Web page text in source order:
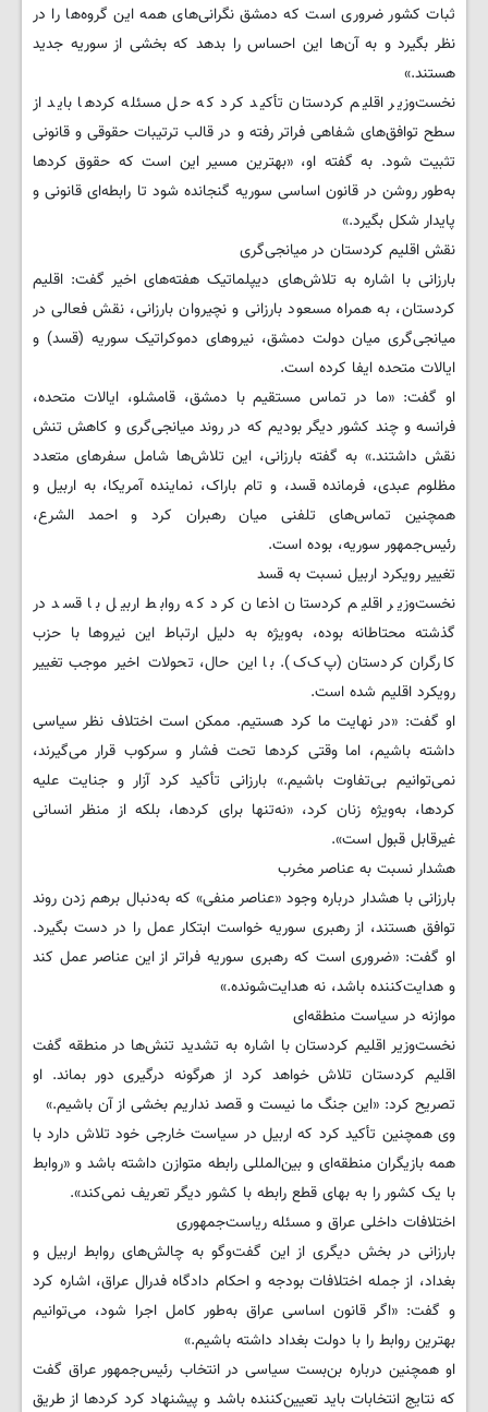
ثبات کشور ضروری است که دمشق نگرانی‌های همه این گروه‌ها را در
نظر بگیرد و به آن‌ها این احساس را بدهد که بخشی از سوریه جدید
هستند.»
نخست‌وزیر اقلیم کردستان تأکید کرد که حل مسئله کردها باید از
سطح توافق‌های شفاهی فراتر رفته و در قالب ترتیبات حقوقی و قانونی
تثبیت شود. به گفته او، «بهترین مسیر این است که حقوق کردها
به‌طور روشن در قانون اساسی سوریه گنجانده شود تا رابطه‌ای قانونی و
پایدار شکل بگیرد.»
نقش اقلیم کردستان در میانجی‌گری
بارزانی با اشاره به تلاش‌های دیپلماتیک هفته‌های اخیر گفت: اقلیم
کردستان، به همراه مسعود بارزانی و نچیروان بارزانی، نقش فعالی در
میانجی‌گری میان دولت دمشق، نیروهای دموکراتیک سوریه (قسد) و
ایالات متحده ایفا کرده است.
او گفت: «ما در تماس مستقیم با دمشق، قامشلو، ایالات متحده،
فرانسه و چند کشور دیگر بودیم که در روند میانجی‌گری و کاهش تنش
نقش داشتند.» به گفته بارزانی، این تلاش‌ها شامل سفرهای متعدد
مظلوم عبدی، فرمانده قسد، و تام باراک، نماینده آمریکا، به اربیل و
همچنین تماس‌های تلفنی میان رهبران کرد و احمد الشرع،
رئیس‌جمهور سوریه، بوده است.
تغییر رویکرد اربیل نسبت به قسد
نخست‌وزیر اقلیم کردستان اذعان کرد که روابط اربیل با قسد در
گذشته محتاطانه بوده، به‌ویژه به دلیل ارتباط این نیروها با حزب
کارگران کردستان (پ‌ک‌ک). با این حال، تحولات اخیر موجب تغییر
رویکرد اقلیم شده است.
او گفت: «در نهایت ما کرد هستیم. ممکن است اختلاف نظر سیاسی
داشته باشیم، اما وقتی کردها تحت فشار و سرکوب قرار می‌گیرند،
نمی‌توانیم بی‌تفاوت باشیم.» بارزانی تأکید کرد آزار و جنایت علیه
کردها، به‌ویژه زنان کرد، «نه‌تنها برای کردها، بلکه از منظر انسانی
غیرقابل قبول است».
هشدار نسبت به عناصر مخرب
بارزانی با هشدار درباره وجود «عناصر منفی» که به‌دنبال برهم زدن روند
توافق هستند، از رهبری سوریه خواست ابتکار عمل را در دست بگیرد.
او گفت: «ضروری است که رهبری سوریه فراتر از این عناصر عمل کند
و هدایت‌کننده باشد، نه هدایت‌شونده.»
موازنه در سیاست منطقه‌ای
نخست‌وزیر اقلیم کردستان با اشاره به تشدید تنش‌ها در منطقه گفت
اقلیم کردستان تلاش خواهد کرد از هرگونه درگیری دور بماند. او
تصریح کرد: «این جنگ ما نیست و قصد نداریم بخشی از آن باشیم.»
وی همچنین تأکید کرد که اربیل در سیاست خارجی خود تلاش دارد با
همه بازیگران منطقه‌ای و بین‌المللی رابطه متوازن داشته باشد و «روابط
با یک کشور را به بهای قطع رابطه با کشور دیگر تعریف نمی‌کند».
اختلافات داخلی عراق و مسئله ریاست‌جمهوری
بارزانی در بخش دیگری از این گفت‌وگو به چالش‌های روابط اربیل و
بغداد، از جمله اختلافات بودجه‌ و احکام دادگاه فدرال عراق، اشاره کرد
و گفت: «اگر قانون اساسی عراق به‌طور کامل اجرا شود، می‌توانیم
بهترین روابط را با دولت بغداد داشته باشیم.»
او همچنین درباره بن‌بست سیاسی در انتخاب رئیس‌جمهور عراق گفت
که نتایج انتخابات باید تعیین‌کننده باشد و پیشنهاد کرد کردها از طریق